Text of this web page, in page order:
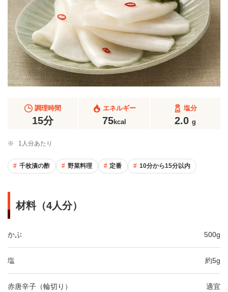
調理時間
15分
エネルギー
75kcal
塩分
2.0 g
※ 1人分あたり
千枚漬の酢 野菜料理 定番 10分から15分以内
材料（4人分）
かぶ 500g
塩 約5g
赤唐辛子（輪切り） 適宜